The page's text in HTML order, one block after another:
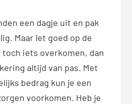
een dagje uit en pak
Maar let goed op de
iets overkomen, dan
altijd van pas. Met
bedrag kun je een
voorkomen. Heb je